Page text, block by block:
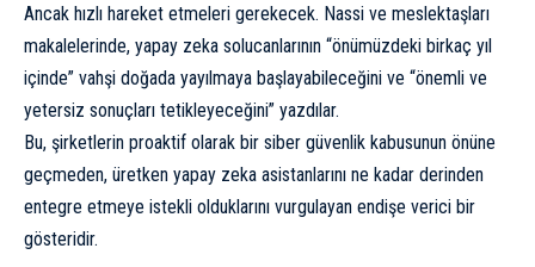
Ancak hızlı hareket etmeleri gerekecek. Nassi ve meslektaşları
makalelerinde, yapay zeka solucanlarının “önümüzdeki birkaç yıl
içinde” vahşi doğada yayılmaya başlayabileceğini ve “önemli ve
yetersiz sonuçları tetikleyeceğini” yazdılar.
Bu, şirketlerin proaktif olarak bir siber güvenlik kabusunun önüne
geçmeden, üretken yapay zeka asistanlarını ne kadar derinden
entegre etmeye istekli olduklarını vurgulayan endişe verici bir
gösteridir.